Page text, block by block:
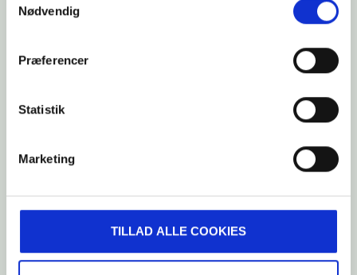
enhver tid tilbagekalde dit samtykke. Du kan læse mere
om brugen af cookies her og læse om vores behandling
Nødvendig
Præferencer
Statistik
Marketing
TILLAD ALLE COOKIES
PRESSEMEDDELELSER
Det skal kunne betale sig at tage
sit første job
unge under 18 år kan tage et fritidsjob uden at